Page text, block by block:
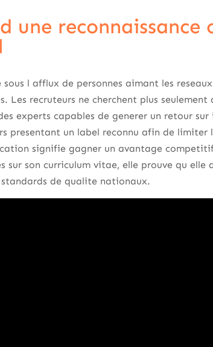
une reconnaissance
l afflux de personnes aimant les
Les recruteurs ne cherchent plus
experts capables de generer un retour
presentant un label reconnu afin de limiter
signifie gagner un avantage
sur son curriculum vitae, elle prouve qu elle
standards de qualite nationaux.